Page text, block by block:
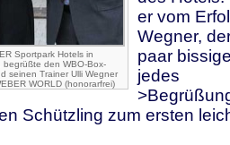
Sportpark Hotels in
begrüßte den WBO-Box-
seinen Trainer Ulli Wegner
WORLD (honorarfrei)
er vom
Wegner,
paar
jedes
Schützling zum ersten